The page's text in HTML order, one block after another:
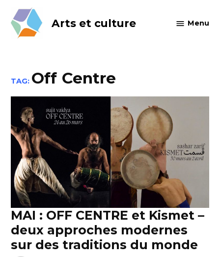
content
Arts et culture Menu
TAG: Off Centre
MAI : OFF CENTRE et Kismet –
deux approches modernes
sur des traditions du monde